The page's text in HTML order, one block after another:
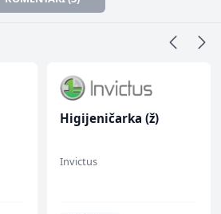
Higijeničarka (ž)
Invictus